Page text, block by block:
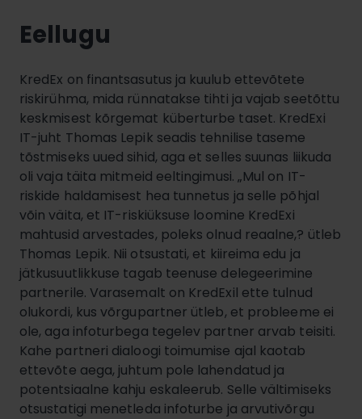
Eellugu
KredEx on finantsasutus ja kuulub ettevõtete
riskirühma, mida rünnatakse tihti ja vajab seetõttu
keskmisest kõrgemat küberturbe taset. KredExi
IT-juht Thomas Lepik seadis tehnilise taseme
tõstmiseks uued sihid, aga et selles suunas liikuda
oli vaja täita mitmeid eeltingimusi. „Mul on IT-
riskide haldamisest hea tunnetus ja selle põhjal
võin väita, et IT-riskiüksuse loomine KredExi
mahtusid arvestades, poleks olnud reaalne,? ütleb
Thomas Lepik. Nii otsustati, et kiireima edu ja
jätkusuutlikkuse tagab teenuse delegeerimine
partnerile. Varasemalt on KredExil ette tulnud
olukordi, kus võrgupartner ütleb, et probleeme ei
ole, aga infoturbega tegelev partner arvab teisiti.
Kahe partneri dialoogi toimumise ajal kaotab
ettevõte aega, juhtum pole lahendatud ja
potentsiaalne kahju eskaleerub. Selle vältimiseks
otsustatigi menetleda infoturbe ja arvutivõrgu